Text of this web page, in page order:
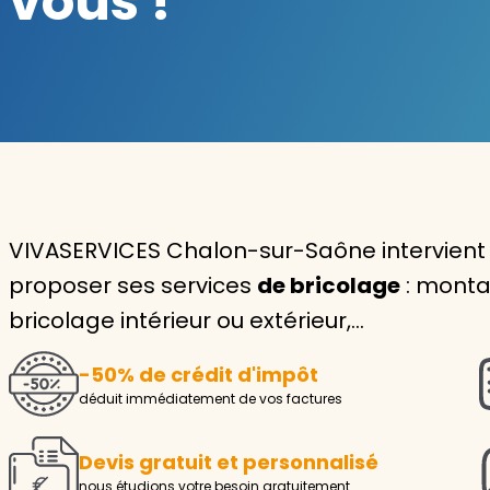
Aide à la personne
Handicaps
Voir tous les services
VIVASERVICES Chalon-sur-Saône intervient
proposer ses services de bricolage :
bricolage intérieur ou extérieur,…
-50% de crédit d'impôt
déduit immédiatement de vos factures
Devis gratuit et personnalisé